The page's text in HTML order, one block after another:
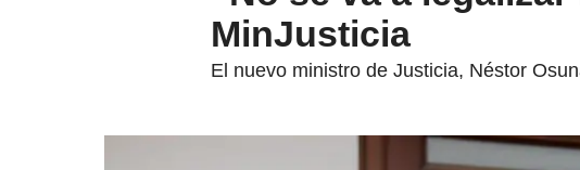
MinJusticia
El nuevo ministro de Justicia, Néstor